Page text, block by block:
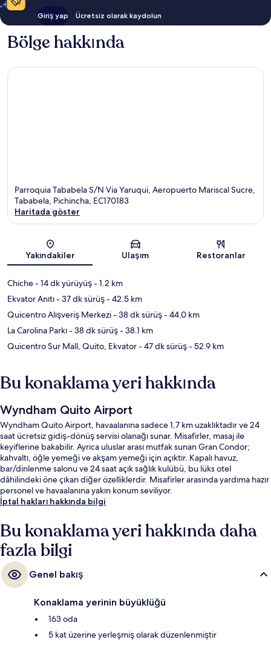
Giriş yap Ücretsiz olarak kaydolun
Bölge hakkında
Parroquia Tababela S/N Via Yaruqui, Aeropuerto Mariscal Sucre,
Tababela, Pichincha, EC170183
Haritada göster
Yakındakiler Ulaşım Restoranlar
Chiche- 14 dk yürüyüş- 1.2 km
Ekvator Anıtı- 37 dk sürüş- 42.5 km
Quicentro Alışveriş Merkezi- 38 dk sürüş- 44.0 km
La Carolina Parkı- 38 dk sürüş- 38.1 km
Quicentro Sur Mall, Quito, Ekvator- 47 dk sürüş- 52.9 km
Bu konaklama yeri hakkında
Wyndham Quito Airport
Wyndham Quito Airport, havaalanına sadece 1,7 km uzaklıktadır ve 24
saat ücretsiz gidiş-dönüş servisi olanağı sunar. Misafirler, masaj ile
keyiflerine bakabilir. Ayrıca uluslar arası mutfak sunan Gran Condor;
kahvaltı, öğle yemeği ve akşam yemeği için açıktır. Kapalı havuz,
bar/dinlenme salonu ve 24 saat açık sağlık kulübü, bu lüks otel
dâhilindeki öne çıkan diğer özelliklerdir. Misafirler arasında yardıma hazır
personel ve havaalanına yakın konum seviliyor.
İptal hakları hakkında bilgi
Bu konaklama yeri hakkında daha
fazla bilgi
Genel bakış
Konaklama yerinin büyüklüğü
163 oda
5 kat üzerine yerleşmiş olarak düzenlenmiştir